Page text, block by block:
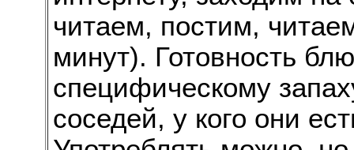
читаем, постим,
минут). Готовность
специфическому
соседей, у кого они